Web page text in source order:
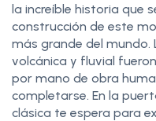
la increíble historia que
construcción de este
más grande del mundo.
volcánica y fluvial
por mano de obra
completarse. En la
clásica te espera para